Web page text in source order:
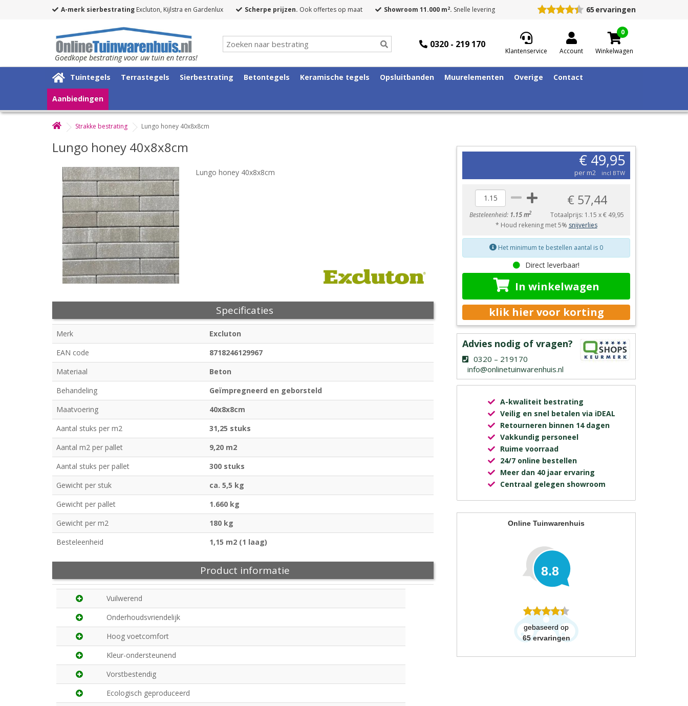
A-merk sierbestrating Excluton, Kijlstra en Gardenlux Scherpe prijzen. Ook offertes op maat Showroom 11.000 m2. Snelle levering 65 ervaringen
Goedkope bestrating voor uw tuin en terras!
0320 - 219 170
Klantenservice Account
0
Winkelwagen
Tuintegels Terrastegels Sierbestrating Betontegels Keramische tegels Opsluitbanden Muurelementen Overige Contact
Aanbiedingen
Strakke bestrating Lungo honey 40x8x8cm
Lungo honey 40x8x8cm
Lungo honey 40x8x8cm
Specificaties
Merk
Excluton
EAN code
8718246129967
Materiaal
Beton
Behandeling
Geïmpregneerd en geborsteld
Maatvoering
40x8x8cm
Aantal stuks per m2
31,25 stuks
Aantal m2 per pallet
9,20 m2
Aantal stuks per pallet
300 stuks
Gewicht per stuk
ca. 5,5 kg
Gewicht per pallet
1.660 kg
Gewicht per m2
180 kg
Besteleenheid
1,15 m2 (1 laag)
Product informatie
Vuilwerend
Onderhoudsvriendelijk
Hoog voetcomfort
Kleur-ondersteunend
Vorstbestendig
Ecologisch geproduceerd
€ 49,95
per m2 incl BTW
Besteleenheid: 1.15 m2
€ 57,44
Totaalprijs: 1.15 x€ 49,95
* Houd rekening met 5% snijverlies
Het minimum te bestellen aantal is 0
Direct leverbaar!
In winkelwagen
klik hier voor korting
Advies nodig of vragen?
0320 – 219170
info@onlinetuinwarenhuis.nl
A-kwaliteit bestrating
Veilig en snel betalen via iDEAL
Retourneren binnen 14 dagen
Vakkundig personeel
Ruime voorraad
24/7 online bestellen
Meer dan 40 jaar ervaring
Centraal gelegen showroom
Online Tuinwarenhuis
8.8
gebaseerd op
65 ervaringen